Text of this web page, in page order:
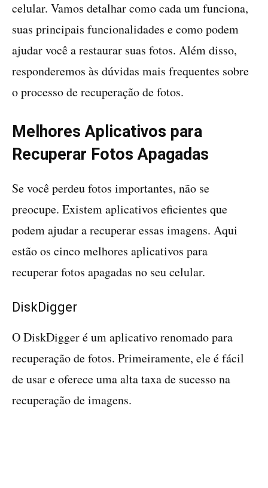
celular. Vamos detalhar como cada um funciona,
suas principais funcionalidades e como podem
ajudar você a restaurar suas fotos. Além disso,
responderemos às dúvidas mais frequentes sobre
o processo de recuperação de fotos.
Melhores Aplicativos para
Recuperar Fotos Apagadas
Se você perdeu fotos importantes, não se
preocupe. Existem aplicativos eficientes que
podem ajudar a recuperar essas imagens. Aqui
estão os cinco melhores aplicativos para
recuperar fotos apagadas no seu celular.
DiskDigger
O DiskDigger é um aplicativo renomado para
recuperação de fotos. Primeiramente, ele é fácil
de usar e oferece uma alta taxa de sucesso na
recuperação de imagens.